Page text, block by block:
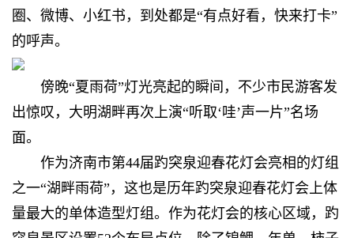
圈、微博、小红书，到处都是“有点好看，快来打卡”
的呼声。
傍晚“夏雨荷”灯光亮起的瞬间，不少市民游客发
出惊叹，大明湖畔再次上演“听取‘哇’声一片”名场
面。
作为济南市第44届趵突泉迎春花灯会亮相的灯组
之一“湖畔雨荷”，这也是历年趵突泉迎春花灯会上体
量最大的单体造型灯组。作为花灯会的核心区域，趵